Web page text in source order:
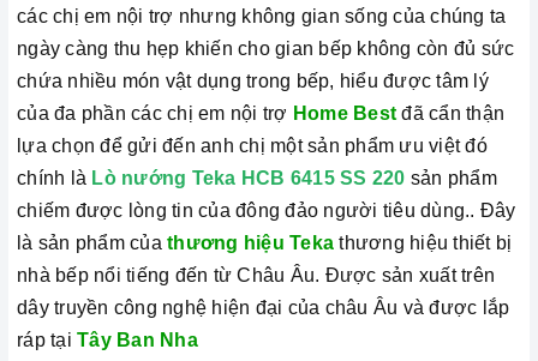
các chị em nội trợ nhưng không gian sống của chúng ta
ngày càng thu hẹp khiến cho gian bếp không còn đủ sức
chứa nhiều món vật dụng trong bếp, hiểu được tâm lý
của đa phần các chị em nội trợ Home Best đã cẩn thận
lựa chọn để gửi đến anh chị một sản phẩm ưu việt đó
chính là Lò nướng Teka HCB 6415 SS 220 sản phẩm
chiếm được lòng tin của đông đảo người tiêu dùng.. Đây
là sản phẩm của thương hiệu Teka thương hiệu thiết bị
nhà bếp nổi tiếng đến từ Châu Âu. Được sản xuất trên
dây truyền công nghệ hiện đại của châu Âu và được lắp
ráp tại Tây Ban Nha